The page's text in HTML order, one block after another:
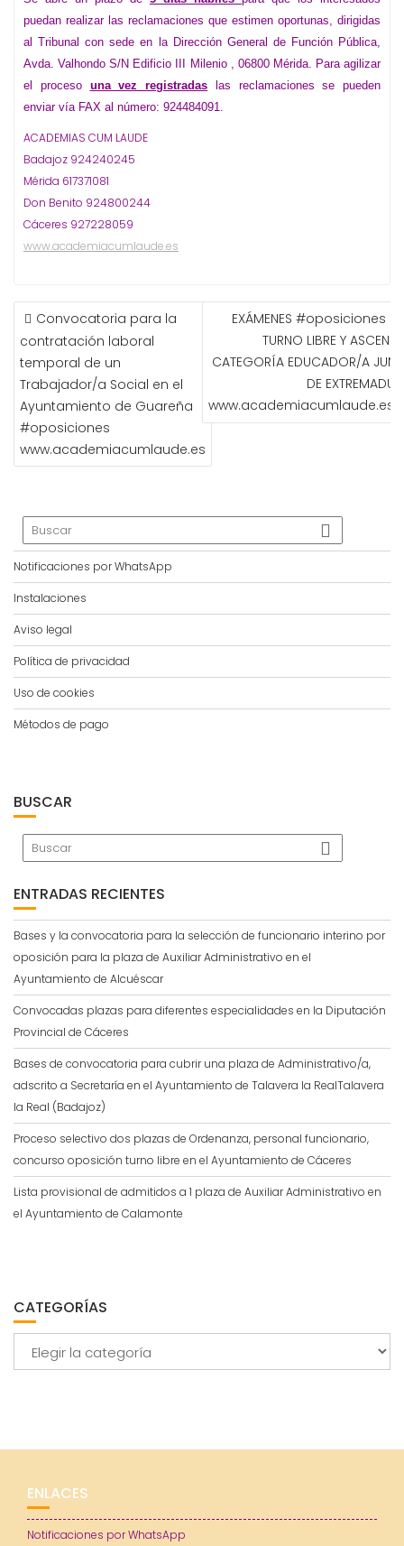
puedan realizar las reclamaciones que estimen oportunas, dirigidas
al Tribunal con sede en la Dirección General de Función Pública,
Avda. Valhondo S/N Edificio III Milenio , 06800 Mérida. Para agilizar
el proceso una vez registradas las reclamaciones se pueden
enviar vía FAX al número: 924484091.
ACADEMIAS CUM LAUDE
Badajoz 924240245
Mérida 617371081
Don Benito 924800244
Cáceres 927228059
www.academiacumlaude.es
NAVEGACIÓN
DE
ENTRADAS
Convocatoria para la
contratación laboral
temporal de un
Trabajador/a Social en el
Ayuntamiento de Guareña
#oposiciones
www.academiacumlaude.es
EXÁMENES #oposiciones
TURNO LIBRE Y
CATEGORÍA EDUCADOR/A
DE
www.academiacumlaude.es
Notificaciones por WhatsApp
Instalaciones
Aviso legal
Política de privacidad
Uso de cookies
Métodos de pago
BUSCAR
ENTRADAS RECIENTES
Bases y la convocatoria para la selección de funcionario interino por
oposición para la plaza de Auxiliar Administrativo en el
Ayuntamiento de Alcuéscar
Convocadas plazas para diferentes especialidades en la Diputación
Provincial de Cáceres
Bases de convocatoria para cubrir una plaza de Administrativo/a,
adscrito a Secretaría en el Ayuntamiento de Talavera la RealTalavera
la Real (Badajoz)
Proceso selectivo dos plazas de Ordenanza, personal funcionario,
concurso oposición turno libre en el Ayuntamiento de Cáceres
Lista provisional de admitidos a 1 plaza de Auxiliar Administrativo en
el Ayuntamiento de Calamonte
CATEGORÍAS
ENLACES
Notificaciones por WhatsApp